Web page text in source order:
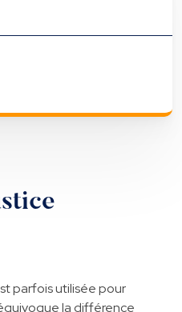
parfois utilisée pour
la différence